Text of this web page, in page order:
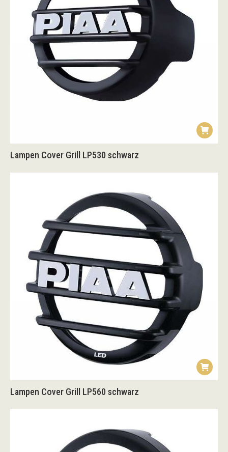
Lampen Cover Grill LP530 schwarz
Lampen Cover Grill LP560 schwarz